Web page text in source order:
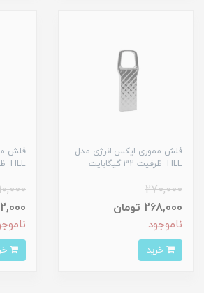
فلش مموری ایکس-انرژی مدل
TILE ظرفیت 32 گیگابایت
270,000
268,000 تومان
ناموجود
فلش
TILE ظرفیت 16 گیگابایت
192,000